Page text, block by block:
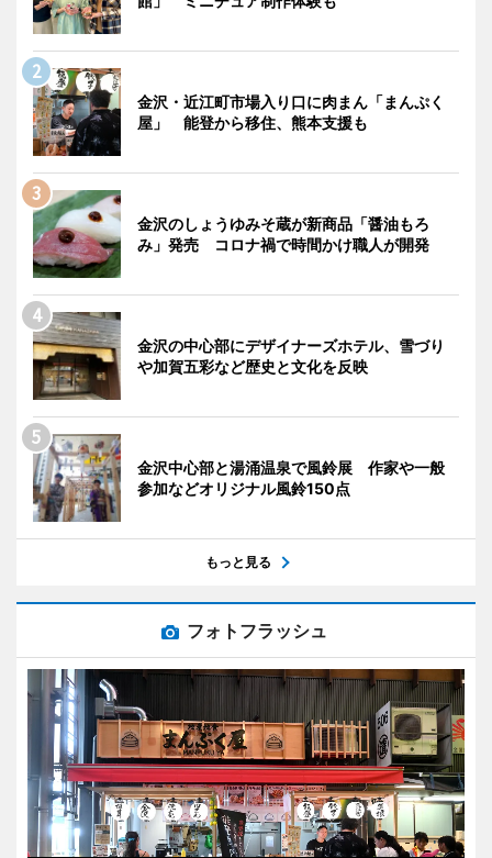
金沢・近江町市場入り口に肉まん「まんぷく
屋」 能登から移住、熊本支援も
金沢のしょうゆみそ蔵が新商品「醤油もろ
み」発売 コロナ禍で時間かけ職人が開発
金沢の中心部にデザイナーズホテル、雪づり
や加賀五彩など歴史と文化を反映
金沢中心部と湯涌温泉で風鈴展 作家や一般
参加などオリジナル風鈴150点
もっと見る
フォトフラッシュ